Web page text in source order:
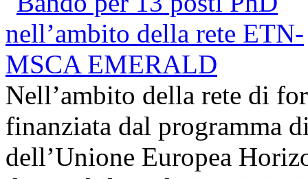
Nell’ambito della rete di
finanziata dal programma
dell’Unione Europea